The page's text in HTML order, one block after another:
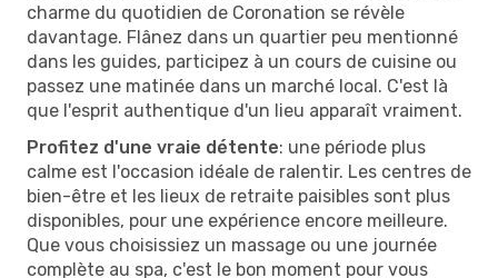
charme du quotidien de Coronation se révèle
davantage. Flânez dans un quartier peu mentionné
dans les guides, participez à un cours de cuisine ou
passez une matinée dans un marché local. C'est là
que l'esprit authentique d'un lieu apparaît vraiment.
Profitez d'une vraie détente: une période plus
calme est l'occasion idéale de ralentir. Les centres de
bien-être et les lieux de retraite paisibles sont plus
disponibles, pour une expérience encore meilleure.
Que vous choisissiez un massage ou une journée
complète au spa, c'est le bon moment pour vous